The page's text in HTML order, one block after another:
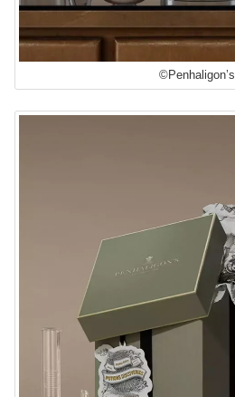
©Penhaligon’s